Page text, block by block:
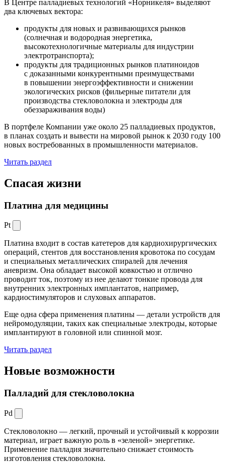
В Центре палладиевых технологий «Норникеля» выделяют
два ключевых вектора:
продукты для новых и развивающихся рынков
(солнечная и водородная энергетика,
высокотехнологичные материалы для индустрии
электротранспорта);
продукты для традиционных рынков платиноидов
с доказанными конкурентными преимуществами
в повышении энергоэффективности и снижении
экологических рисков (фильерные питатели для
производства стекловолокна и электроды для
обеззараживания воды)
В портфеле Компании уже около 25 палладиевых продуктов,
в планах создать и вывести на мировой рынок к 2030 году 100
новых востребованных в промышленности материалов.
Читать раздел
Спасая жизни
Платина для медицины
Pt
Платина входит в состав катетеров для кардиохирургических
операций, стентов для восстановления кровотока по сосудам
и специальных металлических спиралей для лечения
аневризм. Она обладает высокой ковкостью и отлично
проводит ток, поэтому из нее делают тонкие провода для
внутренних электронных имплантатов, например,
кардиостимуляторов и слуховых аппаратов.
Еще одна сфера применения платины — детали устройств для
нейромодуляции, таких как специальные электроды, которые
имплантируют в головной или спинной мозг.
Читать раздел
Новые возможности
Палладий для стекловолокна
Pd
Стекловолокно — легкий, прочный и устойчивый к коррозии
материал, играет важную роль в «зеленой» энергетике.
Применение палладия значительно снижает стоимость
изготовления стекловолокна.